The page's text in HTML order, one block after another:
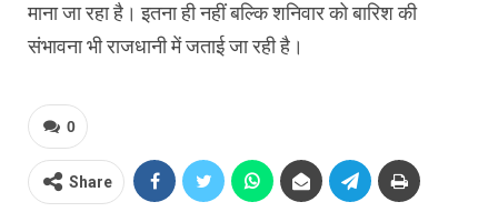
माना जा रहा है। इतना ही नहीं बल्कि शनिवार को बारिश की
संभावना भी राजधानी में जताई जा रही है।
0
Share